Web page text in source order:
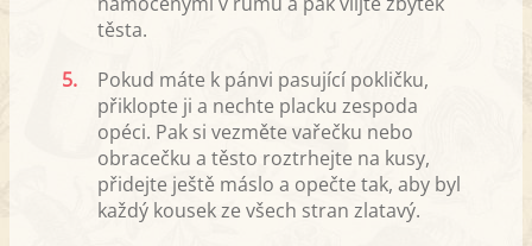
těsta.
5.
Pokud máte k pánvi pasující pokličku,
přiklopte ji a nechte placku zespoda
opéci. Pak si vezměte vařečku nebo
obracečku a těsto roztrhejte na kusy,
přidejte ještě máslo a opečte tak, aby byl
každý kousek ze všech stran zlatavý.